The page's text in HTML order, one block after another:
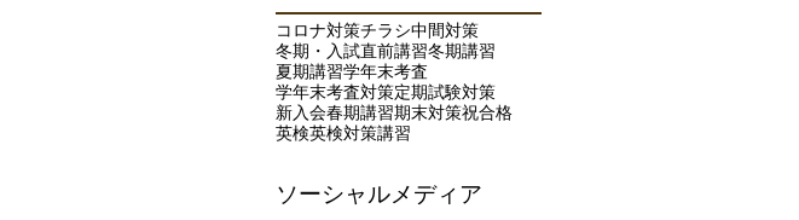
コロナ対策チラシ中間対策
冬期・入試直前講習冬期講習
夏期講習学年末考査
学年末考査対策定期試験対策
新入会春期講習期末対策祝合格
英検英検対策講習
ソーシャルメディア